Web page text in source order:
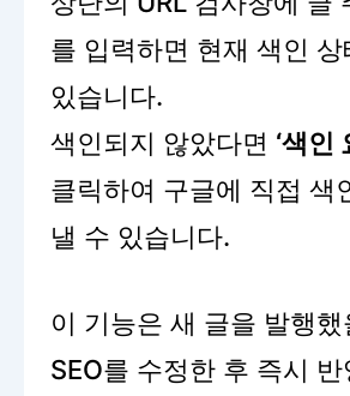
를 입력하면 현재 색인
있습니다.
색인되지 않았다면 ‘색인
클릭하여 구글에 직접 색
낼 수 있습니다.
이 기능은 새 글을 발행
SEO를 수정한 후 즉시